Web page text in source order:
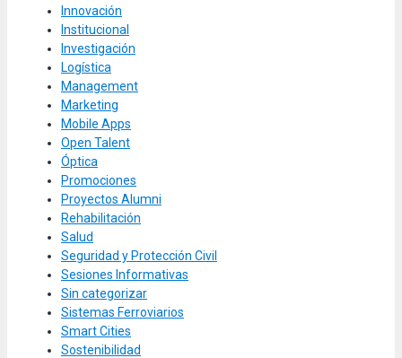
Innovación
Institucional
Investigación
Logística
Management
Marketing
Mobile Apps
Open Talent
Óptica
Promociones
Proyectos Alumni
Rehabilitación
Salud
Seguridad y Protección Civil
Sesiones Informativas
Sin categorizar
Sistemas Ferroviarios
Smart Cities
Sostenibilidad